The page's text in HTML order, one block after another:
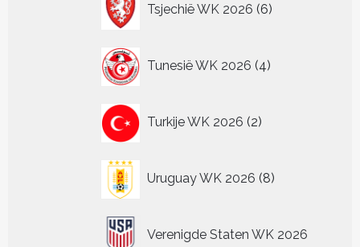
Tsjechië WK 2026 6
producten
Tunesië WK 2026 4
producten
Turkije WK 2026 2
producten
Uruguay WK 2026 8
producten
Verenigde Staten WK 2026